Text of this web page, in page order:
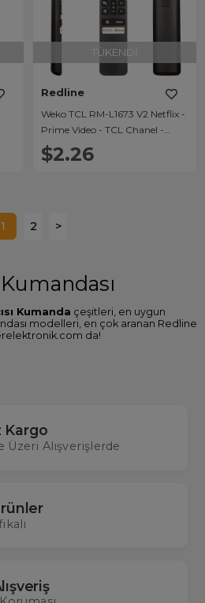
TÜKENDI
Redline
Weko TCL RM-L1673 V2 Netflix -
Prime Video - TCL Chanel -
Youtube Tuşlu Ses Komutsuz
Lcd Led TV Kumandası
$2.26
1 2 >
Kumanda çeşitleri, en uygun
modelleri, en çok aranan Redline
da!
stok aynı gün kargo imkanıyla
kumandalarına ulaşabilirsiniz.
Kargo
Üzeri Alışverişlerde